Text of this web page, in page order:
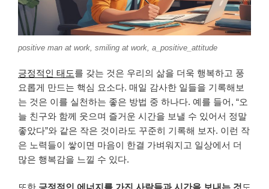
positive man at work, smiling at work, a_positive_attitude
긍정적인 태도를 갖는 것은 우리의 삶을 더욱 행복하고 풍
요롭게 만드는 핵심 요소다. 매일 감사한 일들을 기록해보
는 것은 이를 실천하는 좋은 방법 중 하나다. 예를 들어, “오
늘 친구와 함께 웃으며 즐거운 시간을 보낼 수 있어서 정말
좋았다”와 같은 작은 것이라도 꾸준히 기록해 보자. 이런 작
은 노력들이 쌓이면 마음이 한결 가벼워지고 일상에서 더
많은 행복감을 느낄 수 있다.
또한 긍정적인 에너지를 가진 사람들과 시간을 보내는 것 도